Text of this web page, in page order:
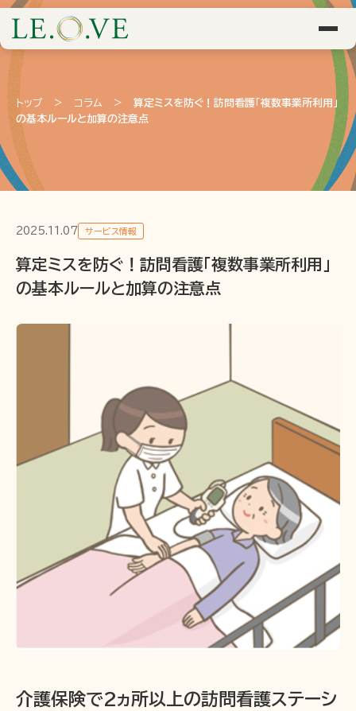
トップ > コラム >
算定ミスを防ぐ！訪問看護「複数事業所利用」
の基本ルールと加算の注意点
2025.11.07 サービス情報
算定ミスを防ぐ！訪問看護「複数事業所利用」
の基本ルールと加算の注意点
介護保険で2ヵ所以上の訪問看護ステーシ